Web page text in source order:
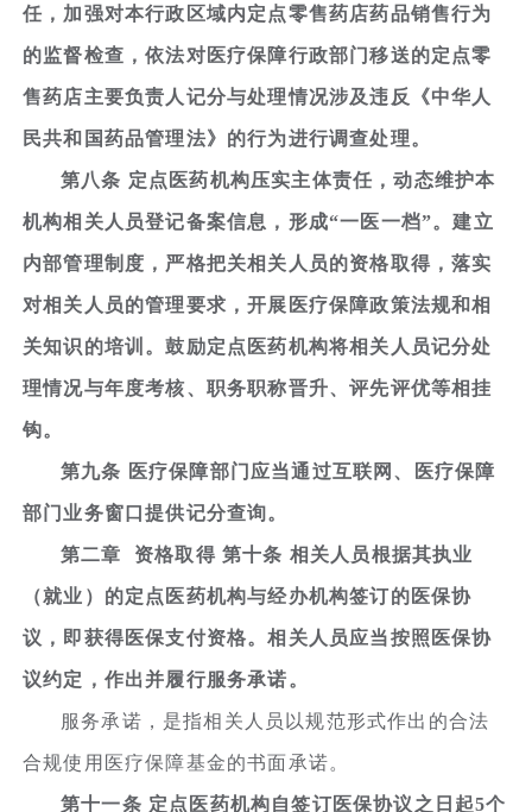
任，加强对本行政区域内定点零售药店药品销售行为
的监督检查，依法对医疗保障行政部门移送的定点零
售药店主要负责人记分与处理情况涉及违反《中华人
民共和国药品管理法》的行为进行调查处理。
第八条 定点医药机构压实主体责任，动态维护本
机构相关人员登记备案信息，形成“一医一档”。建立
内部管理制度，严格把关相关人员的资格取得，落实
对相关人员的管理要求，开展医疗保障政策法规和相
关知识的培训。鼓励定点医药机构将相关人员记分处
理情况与年度考核、职务职称晋升、评先评优等相挂
钩。
第九条 医疗保障部门应当通过互联网、医疗保障
部门业务窗口提供记分查询。
第二章 资格取得 第十条 相关人员根据其执业
（就业）的定点医药机构与经办机构签订的医保协
议，即获得医保支付资格。相关人员应当按照医保协
议约定，作出并履行服务承诺。
服务承诺，是指相关人员以规范形式作出的合法
合规使用医疗保障基金的书面承诺。
第十一条 定点医药机构自签订医保协议之日起5个